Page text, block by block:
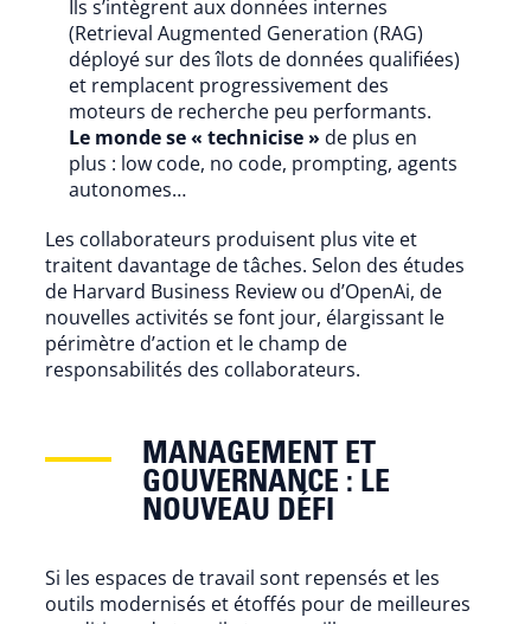
Ils s’intègrent aux données internes
(Retrieval Augmented Generation (RAG)
déployé sur des îlots de données qualifiées)
et remplacent progressivement des
moteurs de recherche peu performants.
Le monde se « technicise » de plus en
plus : low code, no code, prompting, agents
autonomes…
Les collaborateurs produisent plus vite et
traitent davantage de tâches. Selon des études
de Harvard Business Review ou d’OpenAi, de
nouvelles activités se font jour, élargissant le
périmètre d’action et le champ de
responsabilités des collaborateurs.
MANAGEMENT ET
GOUVERNANCE : LE
NOUVEAU DÉFI
Si les espaces de travail sont repensés et les
outils modernisés et étoffés pour de meilleures